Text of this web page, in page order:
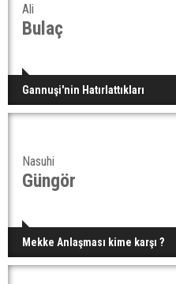
Ali
Bulaç
Gannuşi'nin Hatırlattıkları
Nasuhi
Güngör
Mekke Anlaşması kime karşı ?